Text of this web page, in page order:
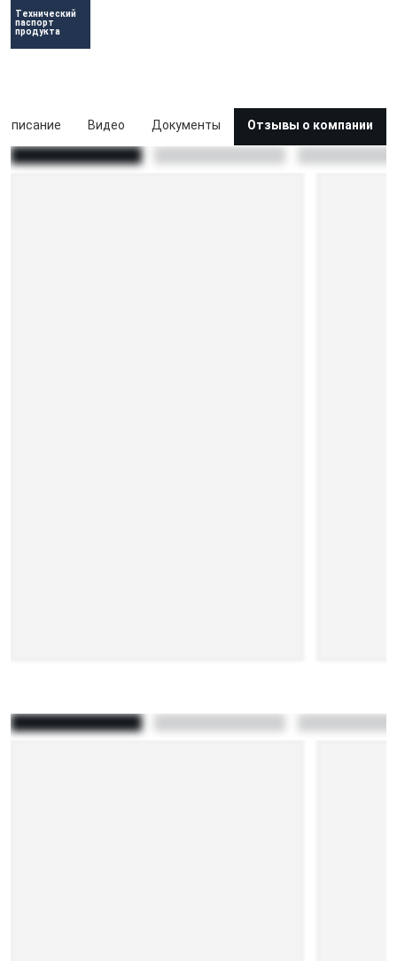
Технический
паспорт
продукта
Описание Видео Документы Отзывы о компании